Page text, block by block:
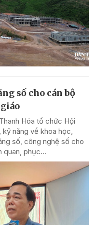
số cho cán bộ
Hóa tổ chức Hội
năng về khoa học,
số, công nghệ số cho
phục...